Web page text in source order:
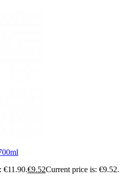
€11.90.€9.52Current price is: €9.52.